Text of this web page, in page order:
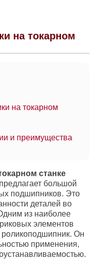
на токарном
на токарном
и преимущества
станке
большой
подшипников. Это
деталей во
из наиболее
элементов
роликоподшипник. Он
применения,